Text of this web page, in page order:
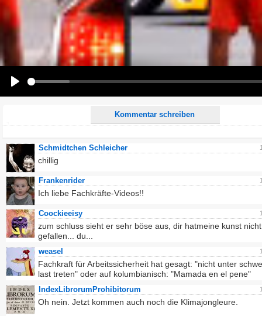
Kommentar schreiben
Alle HTML-Tags außer <br>, <strike> und <i> werden aus Deinem Kommentar entfernt.
URLs werden automatisch umgewandelt. Bitte verwende "www." oder "http://" in URLs
Ich möchte eine E-Mail, wenn auf dieser Seite weitere Kommentare erscheinen.
Schmidtchen Schleicher
chillig
Frankenrider
Ich liebe Fachkräfte-Videos!!
Coockieeisy
zum schluss sieht er sehr böse aus, dir hatmeine kunst nicht
gefallen... du...
weasel
Fachkraft für Arbeitssicherheit hat gesagt: "nicht unter
last treten" oder auf kolumbianisch: "Mamada en el pene"
IndexLibrorumProhibitorum
Oh nein. Jetzt kommen auch noch die Klimajongleure.